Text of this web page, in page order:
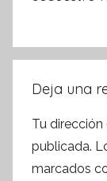
Deja una
Tu
publicada.
marcados